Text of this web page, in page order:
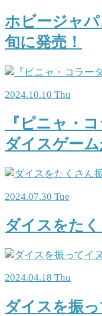
ホビージャ
旬に発売！
2024.10.10 Thu
『ピニャ・
ダイスゲー
2024.07.30 Tue
ダイスをた
2024.04.18 Thu
ダイスを振